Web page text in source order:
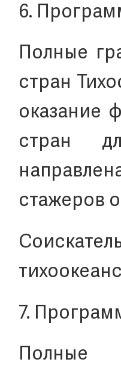
6.
Полные
стран
оказание
стран
стажеров
7.
Полные